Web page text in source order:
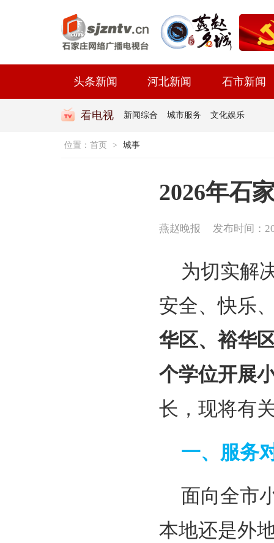
头条新闻 河北新闻 石市新闻
看电视 新闻综合 城市服务 文化娱乐
位置： 首页 > 城事
2026年石
燕赵晚报 发布时间：
为切实解
安全、快乐
华区、裕华
个学位开展
长，现将有
一、服务
面向全市
本地还是外